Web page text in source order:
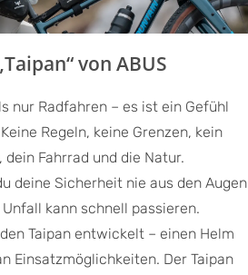
von ABUS
nur Radfahren – es ist ein Gefühl
Regeln, keine Grenzen, kein
dein Fahrrad und die Natur.
deine Sicherheit nie aus den Augen
kann schnell passieren.
Taipan entwickelt – einen Helm
Einsatzmöglichkeiten. Der Taipan